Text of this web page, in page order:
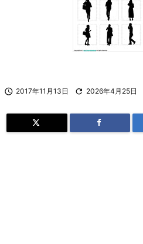
 2017年11月13日  2026年4月25日